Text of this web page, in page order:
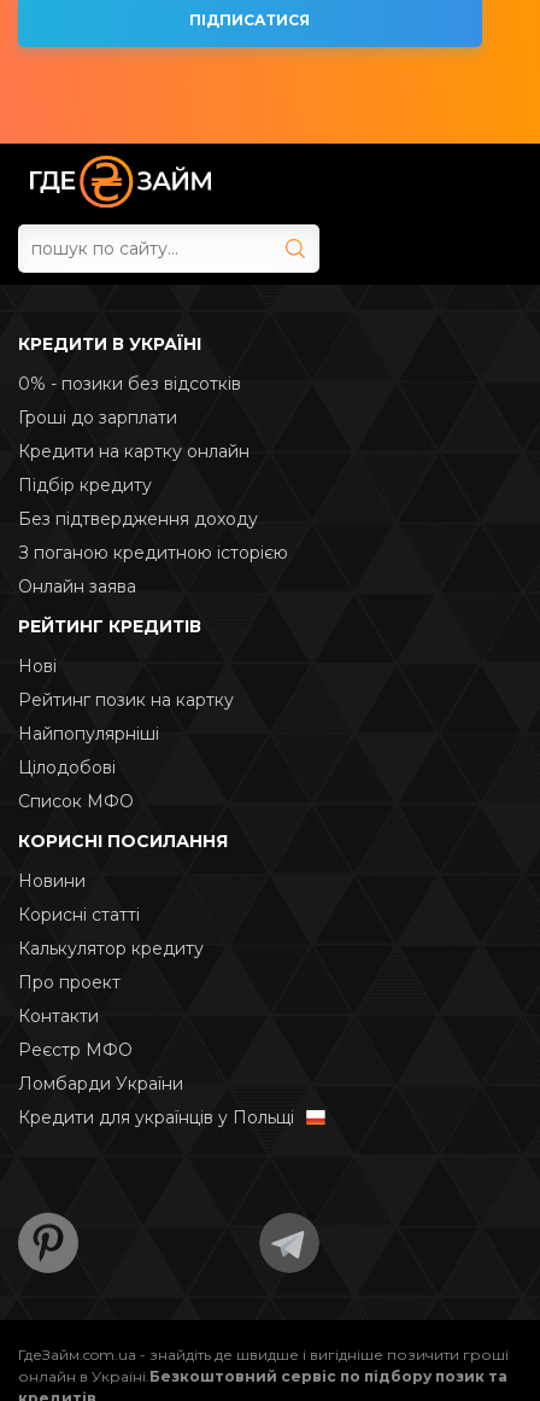
КРЕДИТИ В УКРАЇНІ
0% - позики без відсотків
Гроші до зарплати
Кредити на картку онлайн
Підбір кредиту
Без підтвердження доходу
З поганою кредитною історією
Онлайн заява
РЕЙТИНГ КРЕДИТІВ
Нові
Рейтинг позик на картку
Найпопулярніші
Цілодобові
Список МФО
КОРИСНІ ПОСИЛАННЯ
Новини
Корисні статті
Калькулятор кредиту
Про проект
Контакти
Реєстр МФО
Ломбарди України
Кредити для українців у Польщі
ГдеЗайм.com.ua - знайдіть де швидше і вигідніше позичити гроші
онлайн в Україні.Безкоштовний сервіс по підбору позик та